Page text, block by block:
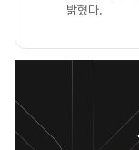
밝혔다.